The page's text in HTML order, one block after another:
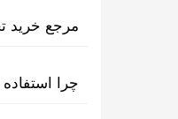
مرجع خرید
چرا